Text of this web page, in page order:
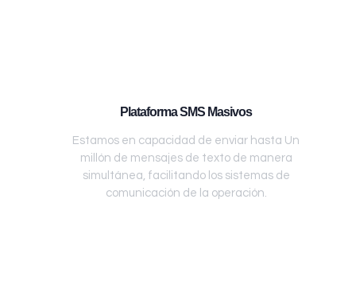
Plataforma SMS Masivos
Estamos en capacidad de enviar hasta Un
millón de mensajes de texto de manera
simultánea, facilitando los sistemas de
comunicación de la operación.